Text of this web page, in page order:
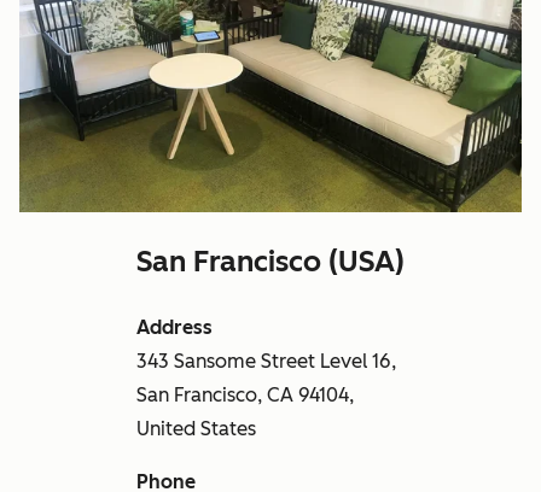
San Francisco (USA)
Address
343 Sansome Street Level 16,
San Francisco, CA 94104,
United States
Phone